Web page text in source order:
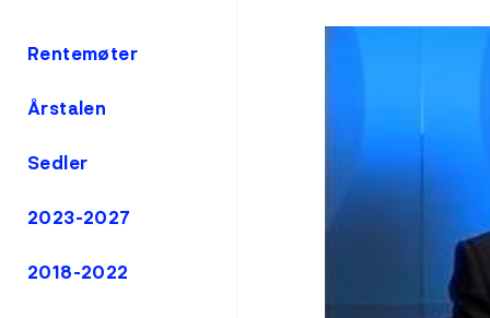
Rentemøter
Årstalen
Sedler
2023-2027
2018-2022